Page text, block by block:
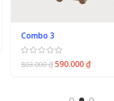
Xe Ben Gỗ Đồ Chơi
245.000₫ 190.000